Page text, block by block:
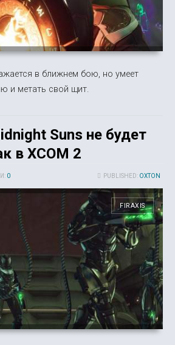
в ближнем бою, но умеет
и метать свой щит.
Suns не будет
в XCOM 2
PUBLISHED: OXTON
0
FIRAXIS